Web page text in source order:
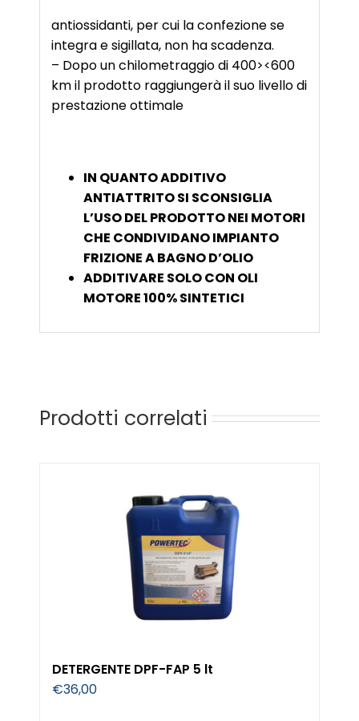
antiossidanti, per cui la confezione se
integra e sigillata, non ha scadenza.
– Dopo un chilometraggio di 400><600
km il prodotto raggiungerà il suo livello di
prestazione ottimale
IN QUANTO ADDITIVO
ANTIATTRITO SI SCONSIGLIA
L’USO DEL PRODOTTO NEI MOTORI
CHE CONDIVIDANO IMPIANTO
FRIZIONE A BAGNO D’OLIO
ADDITIVARE SOLO CON OLI
MOTORE 100% SINTETICI
Prodotti correlati
DETERGENTE DPF-FAP 5 lt
€36,00